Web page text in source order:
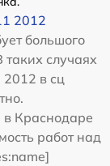
2012
большого
случаях
в сц
в Краснодаре
работ над